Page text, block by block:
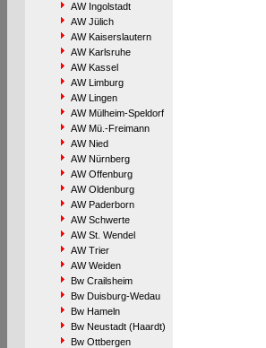
AW Ingolstadt
AW Jülich
AW Kaiserslautern
AW Karlsruhe
AW Kassel
AW Limburg
AW Lingen
AW Mülheim-Speldorf
AW Mü.-Freimann
AW Nied
AW Nürnberg
AW Offenburg
AW Oldenburg
AW Paderborn
AW Schwerte
AW St. Wendel
AW Trier
AW Weiden
Bw Crailsheim
Bw Duisburg-Wedau
Bw Hameln
Bw Neustadt (Haardt)
Bw Ottbergen